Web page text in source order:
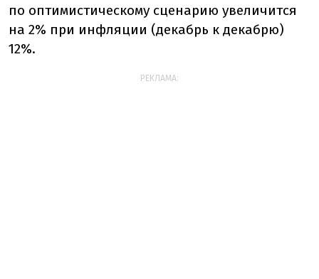
по оптимистическому сценарию увеличится
на 2% при инфляции (декабрь к декабрю)
12%.
РЕКЛАМА: